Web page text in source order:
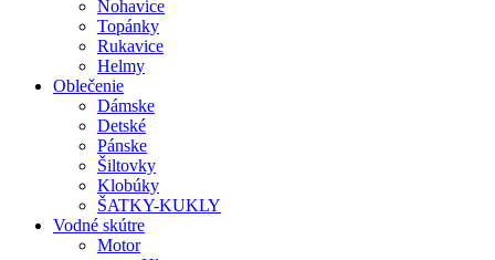
Nohavice
Topánky
Rukavice
Helmy
Oblečenie
Dámske
Detské
Pánske
Šiltovky
Klobúky
ŠATKY-KUKLY
Vodné skútre
Motor